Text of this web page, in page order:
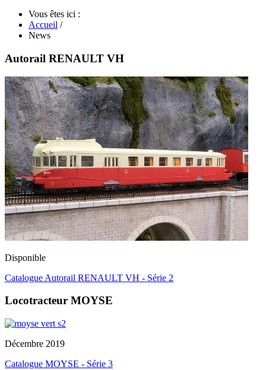
Vous êtes ici :
Accueil /
News
Autorail RENAULT VH
Disponible
Catalogue Autorail RENAULT VH - Série 2
Locotracteur MOYSE
Décembre 2019
Catalogue MOYSE - Série 3